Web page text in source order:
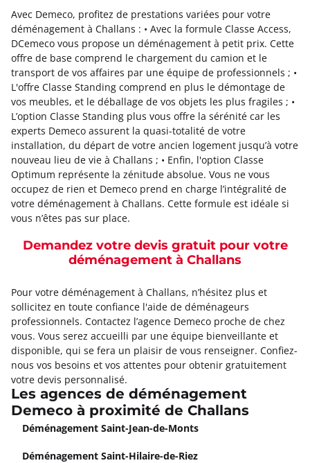
Avec Demeco, profitez de prestations variées pour votre
déménagement à Challans : • Avec la formule Classe Access,
DCemeco vous propose un déménagement à petit prix. Cette
offre de base comprend le chargement du camion et le
transport de vos affaires par une équipe de professionnels ; •
L'offre Classe Standing comprend en plus le démontage de
vos meubles, et le déballage de vos objets les plus fragiles ; •
L’option Classe Standing plus vous offre la sérénité car les
experts Demeco assurent la quasi-totalité de votre
installation, du départ de votre ancien logement jusqu’à votre
nouveau lieu de vie à Challans ; • Enfin, l'option Classe
Optimum représente la zénitude absolue. Vous ne vous
occupez de rien et Demeco prend en charge l’intégralité de
votre déménagement à Challans. Cette formule est idéale si
vous n’êtes pas sur place.
Demandez votre devis gratuit pour votre
déménagement à Challans
Pour votre déménagement à Challans, n’hésitez plus et
sollicitez en toute confiance l'aide de déménageurs
professionnels. Contactez l’agence Demeco proche de chez
vous. Vous serez accueilli par une équipe bienveillante et
disponible, qui se fera un plaisir de vous renseigner. Confiez-
nous vos besoins et vos attentes pour obtenir gratuitement
votre devis personnalisé.
Les agences de déménagement
Demeco à proximité de Challans
Déménagement Saint-Jean-de-Monts
Déménagement Saint-Hilaire-de-Riez